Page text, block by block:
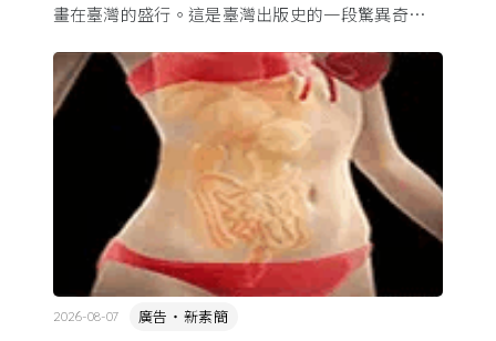
畫在臺灣的盛行。這是臺灣出版史的一段驚異奇航。
的協定保護 ...
廣告・新素簡
2026-08-07